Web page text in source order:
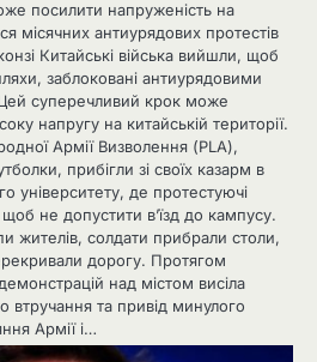
посилити напруженість на
місячних антиурядових протестів
Китайські війська вийшли, щоб
заблоковані антиурядовими
суперечливий крок може
напругу на китайській території.
Армії Визволення (PLA),
прибігли зі своїх казарм в
університету, де протестуючі
не допустити в’їзд до кампусу.
жителів, солдати прибрали столи,
дорогу. Протягом
над містом висіла
втручання та привід минулого
Армії і…